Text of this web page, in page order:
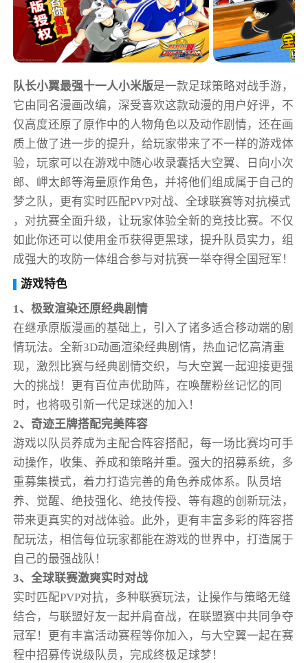
队长小翼最强十一人小米版是一款足球策略对战手游，
它由同名漫画改编，深受喜欢这款动漫的用户好评，不
仅高度还原了原作中的人物角色以及动作剧情，还在画
质上做了进一步的提升，给玩家带来了不一样的游戏体
验，玩家可以在游戏中随心收录囊括大空翼、日向小次
郎、岬太郎等海量原作角色，并将他们组成属于自己的
梦之队，更有实时匹配PVP对战、全球联赛等对抗模式
，对抗赛全面升级，让玩家体验全新的竞技比赛。不仅
如此你还可以使用金币获得更黑球，提升队员实力，组
成强大的攻防一体组合参与对抗赛一举夺得全国冠军！
游戏特色
1、极致渲染还原经典剧情
在继承原版漫画的基础上，引入了诸多适合移动端的剧
情玩法。全新3D动画渲染经典剧情，热血记忆高清重
现，激烈比赛与经典剧情交织，与大空翼一起迎接更强
大的挑战！更有百位声优助阵，在唤醒粉丝记忆的同
时，也将吸引新一代足球迷的加入！
2、奇迹王牌搭配完美阵容
游戏以队员养成为主配合阵容搭配，每一场比赛均可手
动操作，收集、养成和策略并重。强大的招募系统，多
重募集模式，着力打造完善的角色养成体系。队员培
养、觉醒、绝技强化、绝技传授、等有趣的创新玩法，
带来更真实的对战体验。此外，更有丰富多彩的阵容搭
配玩法，相信每位玩家都能在游戏的世界中，打造属于
自己的最强战队！
3、全球联赛激爽实时对战
实时匹配PVP对抗，多种联赛玩法，让操作与策略无缝
结合，与联盟好友一起并肩奋战，在联盟赛中共同争夺
冠军！更有丰富活动赛程等你加入，与大空翼一起在赛
程中招募传说级队员，完成终极足球梦！